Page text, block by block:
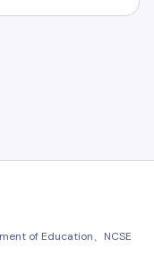
of Education、NCSE